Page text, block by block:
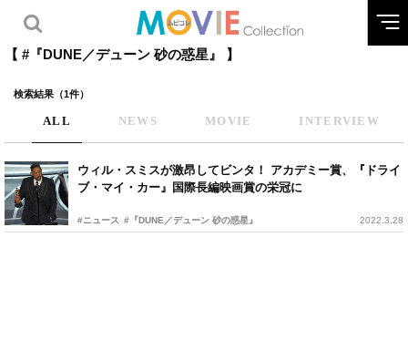
【 #『DUNE／デューン 砂の惑星』 】
検索結果（1件）
ALL NEWS MOVIE INTERVIEW
ウィル・スミスが激昂してビンタ！ アカデミー賞、『ドライ
ブ・マイ・カー』国際長編映画賞の栄冠に
#ニュース #『DUNE／デューン 砂の惑星』 2022.3.28